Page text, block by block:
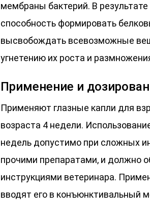
мембраны бактерий. В
способность формировать
высвобождать всевозможные
угнетению их роста и
Применение и
Применяют глазные капли для
возраста 4 недели.
недель допустимо при сложных
прочими препаратами, и должно
инструкциями ветеринара.
вводят его в конъюнктивальный